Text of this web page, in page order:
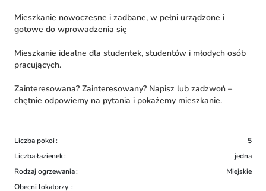
Mieszkanie nowoczesne i zadbane, w pełni urządzone i
gotowe do wprowadzenia się
Mieszkanie idealne dla studentek, studentów i młodych osób
pracujących.
Zainteresowana? Zainteresowany? Napisz lub zadzwoń –
chętnie odpowiemy na pytania i pokażemy mieszkanie.
Liczba pokoi
5
Liczba łazienek
jedna
Rodzaj ogrzewania
Miejskie
Obecni lokatorzy